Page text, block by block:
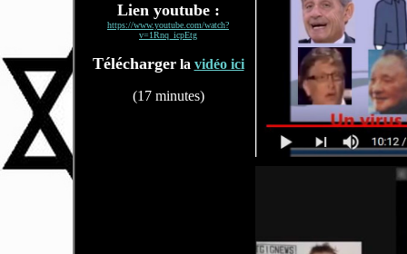
Lien youtube :
https://www.youtube.com/watch?
v=1Rnq_icpEtg
Télécharger la vidéo ici
(17 minutes)